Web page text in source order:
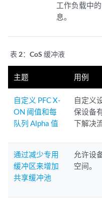
工作负载中
息。
表 2： CoS 缓冲液
主题 用例
自定义 PFC X-
ON 阈值和每
队列 Alpha 值
自定义
保设备
下解决
通过减少专用
缓冲区来增加
共享缓冲池
允许设
空间。